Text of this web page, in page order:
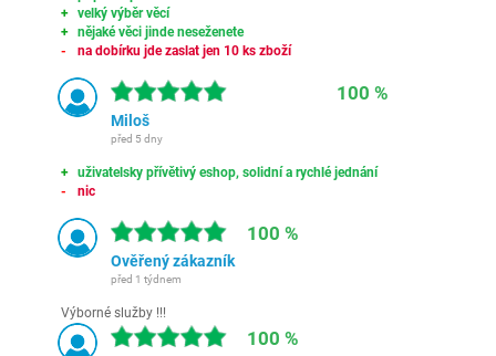
velký výběr věcí
nějaké věci jinde neseženete
na dobírku jde zaslat jen 10 ks zboží
100 %
Miloš
před 5 dny
uživatelsky přívětivý eshop, solidní a rychlé jednání
nic
100 %
Ověřený zákazník
před 1 týdnem
Výborné služby !!!
100 %